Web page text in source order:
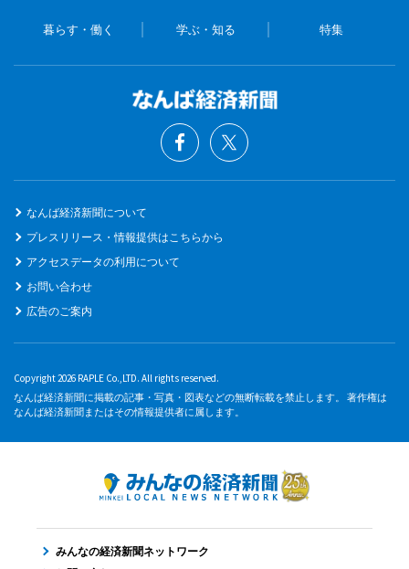
暮らす・働く 学ぶ・知る 特集
なんば経済新聞について
プレスリリース・情報提供はこちらから
アクセスデータの利用について
お問い合わせ
広告のご案内
Copyright 2026 RAPLE Co.,LTD. All rights reserved.
なんば経済新聞に掲載の記事・写真・図表などの無断転載を禁止します。 著作権は
なんば経済新聞またはその情報提供者に属します。
みんなの経済新聞ネットワーク